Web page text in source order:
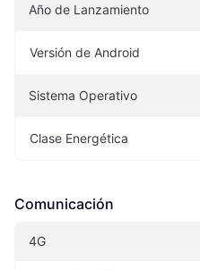
Año de Lanzamiento
Versión de Android
Sistema Operativo
Clase Energética
Comunicación
4G